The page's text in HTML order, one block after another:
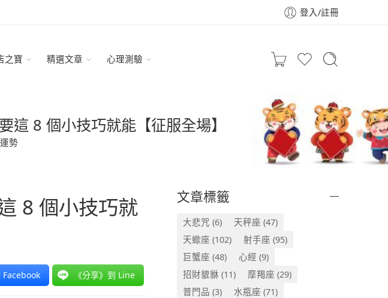
登入/註冊
之寶 精選文章 心理測驗
這 8 個小技巧就能【征服全場】
勢
8 個小技巧就
Facebook 《分享》到 Line
文章標籤
大悲咒 (6) 天秤座 (47)
天蠍座 (102) 射手座 (95)
巨蟹座 (48) 心經 (9)
招財貔貅 (11) 摩羯座 (29)
普門品 (3) 水瓶座 (71)